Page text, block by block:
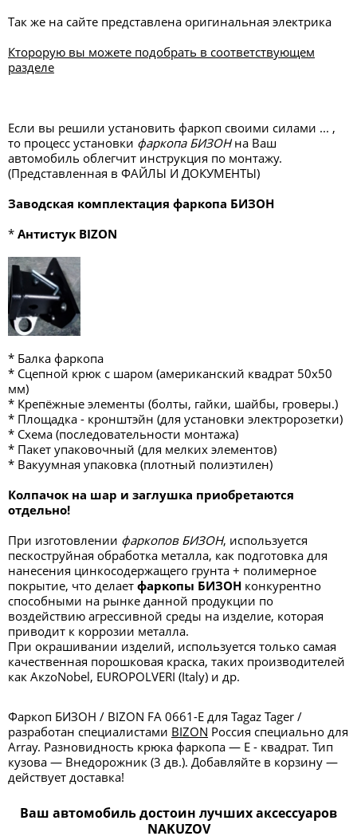
Так же на сайте представлена оригинальная электрика
Кторорую вы можете подобрать в соответствующем
разделе
Если вы решили установить фаркоп своими силами ... ,
то процесс установки фаркопа БИЗОНна Ваш
автомобиль облегчит инструкция по монтажу.
(Представленная в ФАЙЛЫ И ДОКУМЕНТЫ)
Заводская комплектация фаркопа БИЗОН
* Антистук BIZON
* Балка фаркопа
* Сцепной крюк с шаром (американский квадрат 50х50
мм)
* Крепёжные элементы (болты, гайки, шайбы, гроверы.)
* Площадка - кронштэйн (для установки электророзетки)
* Схема (последовательности монтажа)
* Пакет упаковочный (для мелких элементов)
* Вакуумная упаковка (плотный полиэтилен)
Колпачок на шар и заглушка приобретаются
отдельно!
При изготовлении фаркопов БИЗОН, используется
пескоструйная обработка металла, как подготовка для
нанесения цинкосодержащего грунта + полимерное
покрытие, что делает фаркопы БИЗОН конкурентно
способными на рынке данной продукции по
воздействию агрессивной среды на изделие, которая
приводит к коррозии металла.
При окрашивании изделий, используется только самая
качественная порошковая краска, таких производителей
как AкzоNоbel, ЕUROPOLVERI (Italy) и др.
Фаркоп БИЗОН / BIZON FA 0661-E для Tagaz Tager /
разработан специалистами BIZON Россия специально для
Array. Разновидность крюка фаркопа — Е - квадрат. Тип
кузова — Внедорожник (3 дв.). Добавляйте в корзину —
действует доставка!
Ваш автомобиль достоин лучших аксессуаров
NAKUZOV